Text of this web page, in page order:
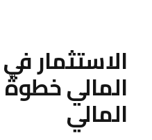
الاستثمار
المالي
المالي